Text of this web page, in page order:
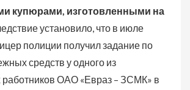
купюрами, изготовленными на
установило, что в июле
полиции получил задание по
средств у одного из
работников ОАО «Евраз – ЗСМК» в